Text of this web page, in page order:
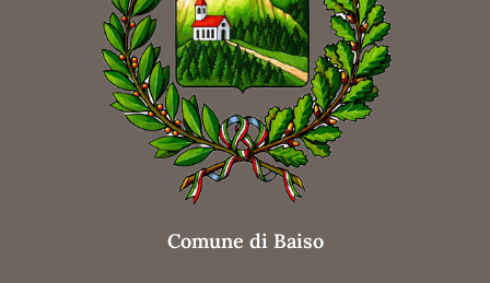
Comune di Baiso